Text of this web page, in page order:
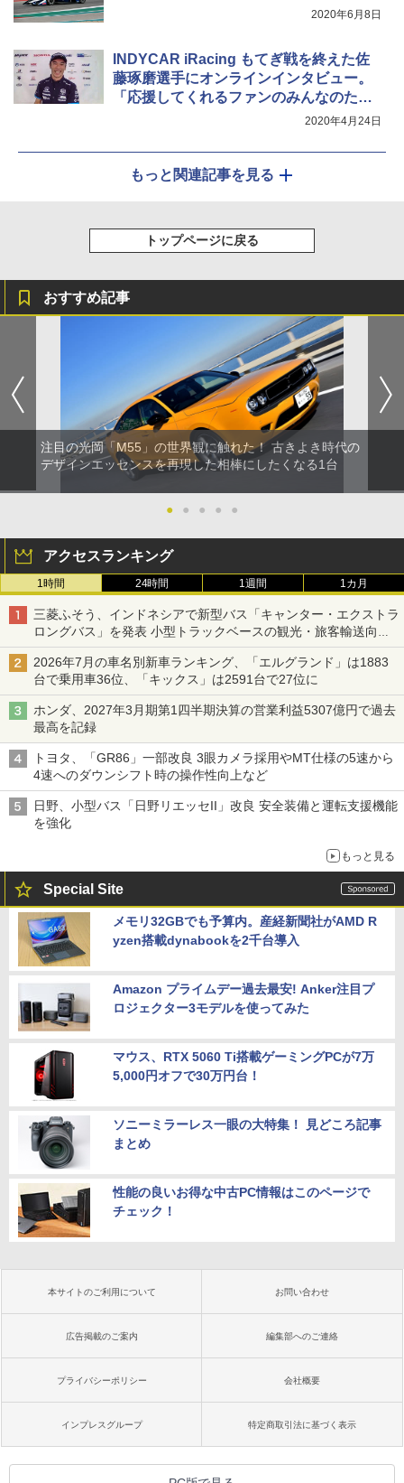
2020年6月8日
INDYCAR iRacing もてぎ戦を終えた佐
藤琢磨選手にオンラインインタビュー。
「応援してくれるファンのみんなのため
2020年4月24日
もっと関連記事を見る
トップページに戻る
おすすめ記事
注目の光岡「M55」の世界観に触れた！ 古きよき時代の
デザインエッセンスを再現した相棒にしたくなる1台
● ● ● ● ●
アクセスランキング
1時間 24時間 1週間 1カ月
三菱ふそう、インドネシアで新型バス「キャンター・エクストラ
ロングバス」を発表 小型トラックベースの観光・旅客輸送向け
バス
2026年7月の車名別新車ランキング、「エルグランド」は1883
台で乗用車36位、「キックス」は2591台で27位に
ホンダ、2027年3月期第1四半期決算の営業利益5307億円で過去
最高を記録
トヨタ、「GR86」一部改良 3眼カメラ採用やMT仕様の5速から
4速へのダウンシフト時の操作性向上など
日野、小型バス「日野リエッセII」改良 安全装備と運転支援機能
を強化
もっと見る
Special Site
メモリ32GBでも予算内。産経新聞社がAMD R
yzen搭載dynabookを2千台導入
Amazon プライムデー過去最安! Anker注目プ
ロジェクター3モデルを使ってみた
マウス、RTX 5060 Ti搭載ゲーミングPCが7万
5,000円オフで30万円台！
ソニーミラーレス一眼の大特集！ 見どころ記事
まとめ
性能の良いお得な中古PC情報はこのページで
チェック！
本サイトのご利用について お問い合わせ
広告掲載のご案内 編集部へのご連絡
プライバシーポリシー 会社概要
インプレスグループ 特定商取引法に基づく表示